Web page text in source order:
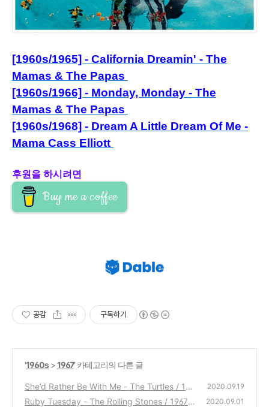
[1960s/1965] - California Dreamin' - The
Mamas & The Papas
[1960s/1966] - Monday, Monday - The
Mamas & The Papas
[1960s/1968] - Dream A Little Dream Of Me -
Mama Cass Elliott
후원을 하시려면
Buy me a coffee
공감 구독하기
'1960s>1967' 카테고리의 다른 글
She’d Rather Be With Me - The Turtles / 196
7
(0)
2020.09.19
Ruby Tuesday - The Rolling Stones / 1967 2020.09.01